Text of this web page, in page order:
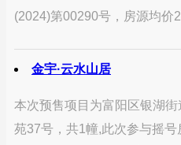
(2024)第00290号，房源均价
金宇·云水山居
本次预售项目为富阳区银湖
苑37号，共1幢,此次参与摇